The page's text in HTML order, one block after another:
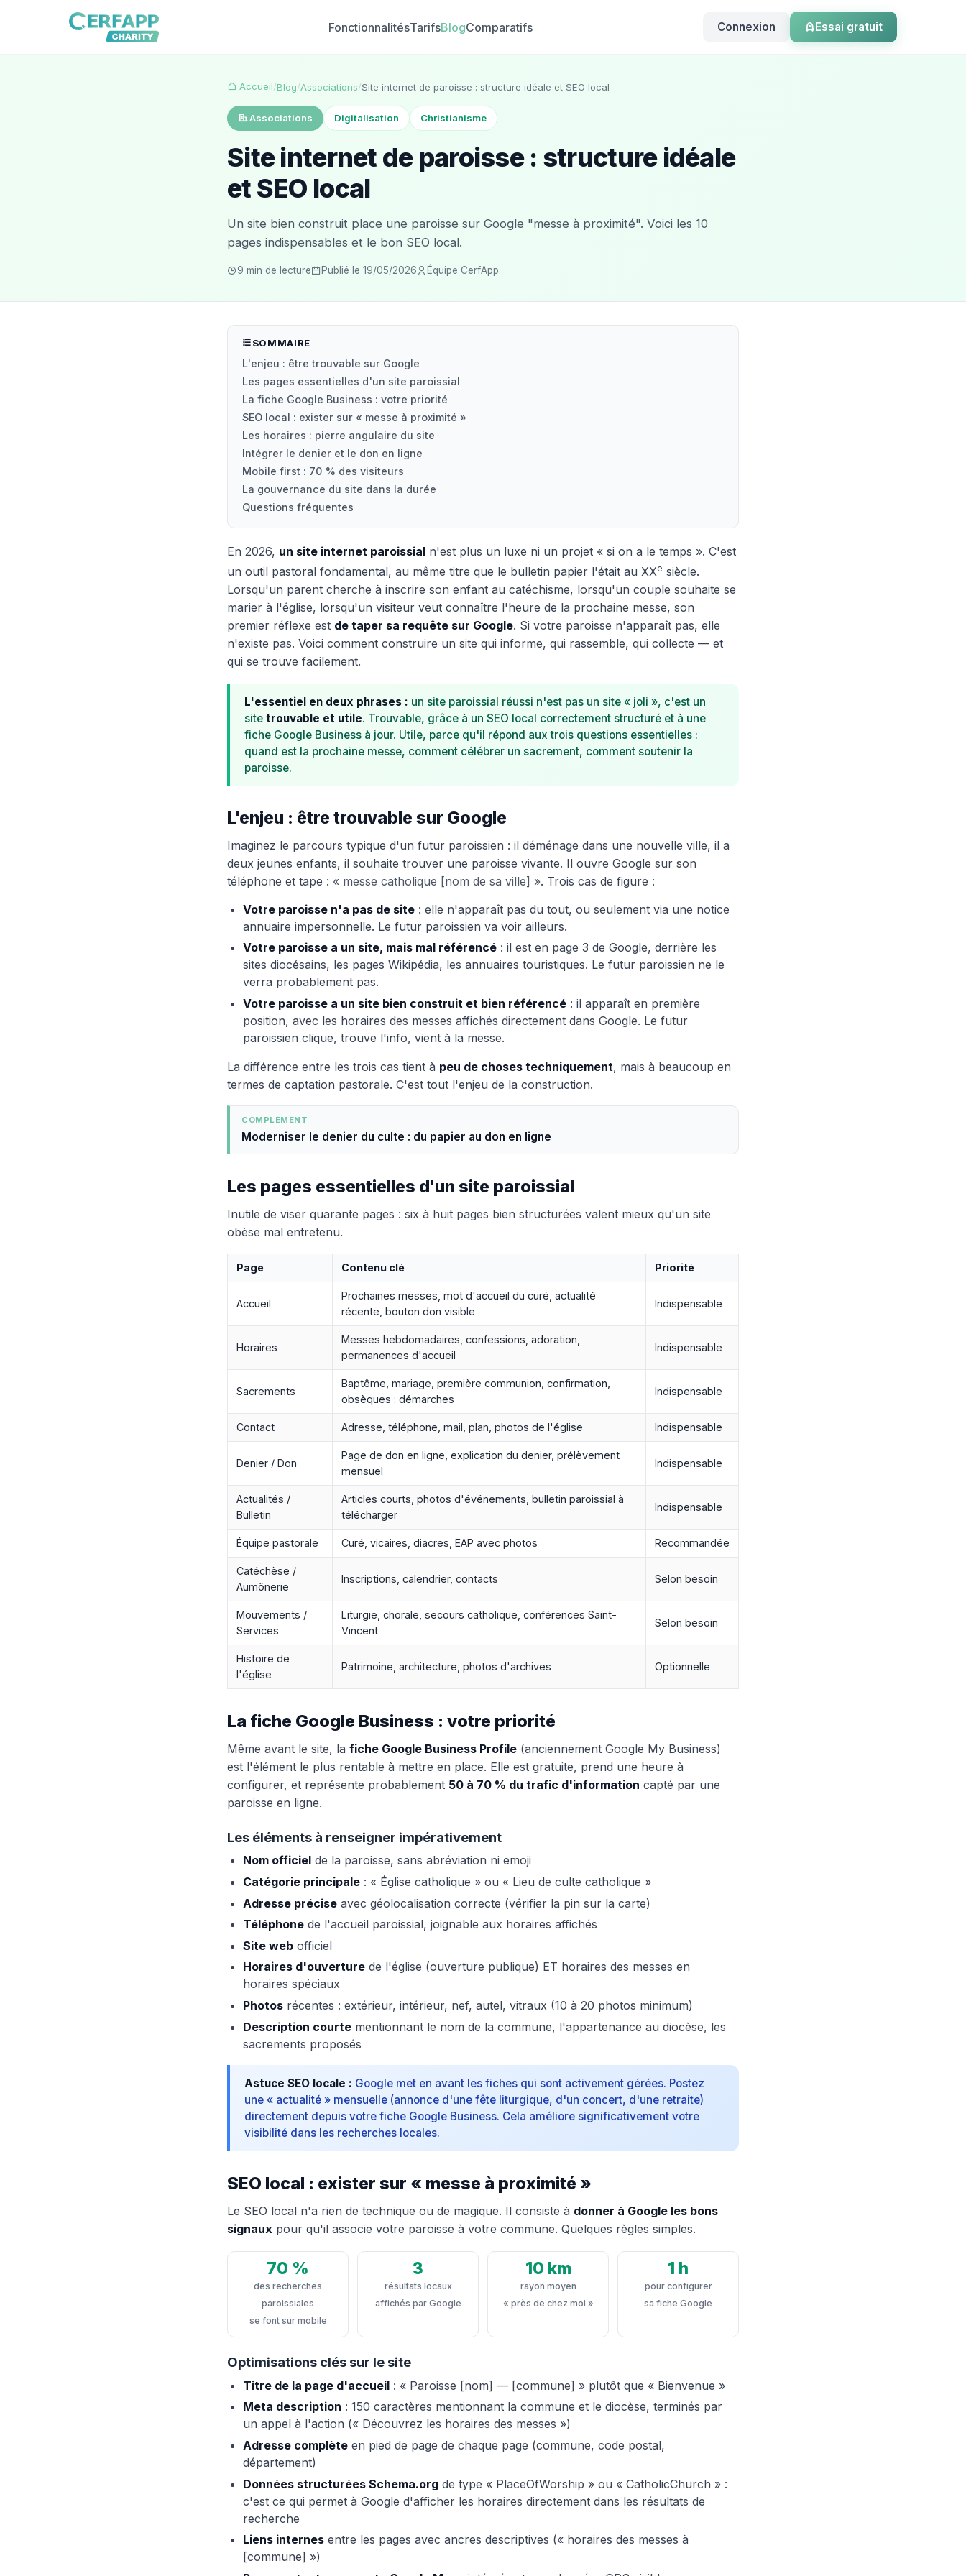
FonctionnalitésTarifsBlogComparatifs Connexion Essai gratuit
Accueil/Blog/Associations/Site internet de paroisse : structure idéale et SEO local
Associations Digitalisation Christianisme
Site internet de paroisse : structure idéale
et SEO local
Un site bien construit place une paroisse sur Google "messe à proximité". Voici les 10
pages indispensables et le bon SEO local.
9 min de lecture Publié le 19/05/2026 Équipe CerfApp
SOMMAIRE
L'enjeu : être trouvable sur Google
Les pages essentielles d'un site paroissial
La fiche Google Business : votre priorité
SEO local : exister sur « messe à proximité »
Les horaires : pierre angulaire du site
Intégrer le denier et le don en ligne
Mobile first : 70 % des visiteurs
La gouvernance du site dans la durée
Questions fréquentes
En 2026, un site internet paroissial n'est plus un luxe ni un projet « si on a le temps ». C'est
un outil pastoral fondamental, au même titre que le bulletin papier l'était au XXe siècle.
Lorsqu'un parent cherche à inscrire son enfant au catéchisme, lorsqu'un couple souhaite se
marier à l'église, lorsqu'un visiteur veut connaître l'heure de la prochaine messe, son
premier réflexe est de taper sa requête sur Google. Si votre paroisse n'apparaît pas, elle
n'existe pas. Voici comment construire un site qui informe, qui rassemble, qui collecte — et
qui se trouve facilement.
L'essentiel en deux phrases : un site paroissial réussi n'est pas un site « joli », c'est un
site trouvable et utile. Trouvable, grâce à un SEO local correctement structuré et à une
fiche Google Business à jour. Utile, parce qu'il répond aux trois questions essentielles :
quand est la prochaine messe, comment célébrer un sacrement, comment soutenir la
paroisse.
L'enjeu : être trouvable sur Google
Imaginez le parcours typique d'un futur paroissien : il déménage dans une nouvelle ville, il a
deux jeunes enfants, il souhaite trouver une paroisse vivante. Il ouvre Google sur son
téléphone et tape : « messe catholique [nom de sa ville] ». Trois cas de figure :
Votre paroisse n'a pas de site : elle n'apparaît pas du tout, ou seulement via une notice
annuaire impersonnelle. Le futur paroissien va voir ailleurs.
Votre paroisse a un site, mais mal référencé : il est en page 3 de Google, derrière les
sites diocésains, les pages Wikipédia, les annuaires touristiques. Le futur paroissien ne le
verra probablement pas.
Votre paroisse a un site bien construit et bien référencé : il apparaît en première
position, avec les horaires des messes affichés directement dans Google. Le futur
paroissien clique, trouve l'info, vient à la messe.
La différence entre les trois cas tient à peu de choses techniquement, mais à beaucoup en
termes de captation pastorale. C'est tout l'enjeu de la construction.
COMPLÉMENT
Moderniser le denier du culte : du papier au don en ligne
Les pages essentielles d'un site paroissial
Inutile de viser quarante pages : six à huit pages bien structurées valent mieux qu'un site
obèse mal entretenu.
Page Contenu clé Priorité
Accueil
Prochaines messes, mot d'accueil du curé, actualité
récente, bouton don visible
Indispensable
Horaires
Messes hebdomadaires, confessions, adoration,
permanences d'accueil
Indispensable
Sacrements
Baptême, mariage, première communion, confirmation,
obsèques : démarches
Indispensable
Contact Adresse, téléphone, mail, plan, photos de l'église Indispensable
Denier / Don
Page de don en ligne, explication du denier, prélèvement
mensuel
Indispensable
Actualités /
Bulletin
Articles courts, photos d'événements, bulletin paroissial à
télécharger
Indispensable
Équipe pastorale Curé, vicaires, diacres, EAP avec photos Recommandée
Catéchèse /
Aumônerie
Inscriptions, calendrier, contacts Selon besoin
Mouvements /
Services
Liturgie, chorale, secours catholique, conférences Saint-
Vincent
Selon besoin
Histoire de
l'église
Patrimoine, architecture, photos d'archives Optionnelle
La fiche Google Business : votre priorité
Même avant le site, la fiche Google Business Profile (anciennement Google My Business)
est l'élément le plus rentable à mettre en place. Elle est gratuite, prend une heure à
configurer, et représente probablement 50 à 70 % du trafic d'information capté par une
paroisse en ligne.
Les éléments à renseigner impérativement
Nom officiel de la paroisse, sans abréviation ni emoji
Catégorie principale : « Église catholique » ou « Lieu de culte catholique »
Adresse précise avec géolocalisation correcte (vérifier la pin sur la carte)
Téléphone de l'accueil paroissial, joignable aux horaires affichés
Site web officiel
Horaires d'ouverture de l'église (ouverture publique) ET horaires des messes en
horaires spéciaux
Photos récentes : extérieur, intérieur, nef, autel, vitraux (10 à 20 photos minimum)
Description courte mentionnant le nom de la commune, l'appartenance au diocèse, les
sacrements proposés
Astuce SEO locale : Google met en avant les fiches qui sont activement gérées. Postez
une « actualité » mensuelle (annonce d'une fête liturgique, d'un concert, d'une retraite)
directement depuis votre fiche Google Business. Cela améliore significativement votre
visibilité dans les recherches locales.
SEO local : exister sur « messe à proximité »
Le SEO local n'a rien de technique ou de magique. Il consiste à donner à Google les bons
signaux pour qu'il associe votre paroisse à votre commune. Quelques règles simples.
70 %
des recherches
paroissiales
se font sur mobile
3
résultats locaux
affichés par Google
10 km
rayon moyen
« près de chez moi »
1 h
pour configurer
sa fiche Google
Optimisations clés sur le site
Titre de la page d'accueil : « Paroisse [nom] — [commune] » plutôt que « Bienvenue »
Meta description : 150 caractères mentionnant la commune et le diocèse, terminés par
un appel à l'action (« Découvrez les horaires des messes »)
Adresse complète en pied de page de chaque page (commune, code postal,
département)
Données structurées Schema.org de type « PlaceOfWorship » ou « CatholicChurch » :
c'est ce qui permet à Google d'afficher les horaires directement dans les résultats de
recherche
Liens internes entre les pages avec ancres descriptives (« horaires des messes à
[commune] »)